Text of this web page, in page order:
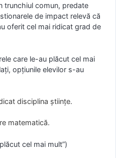
trunchiul comun, predate
de impact relevă că
oferit cel mai ridicat grad de
care le-au plăcut cel mai
opțiunile elevilor s-au
disciplina științe.
matematică.
cel mai mult”)